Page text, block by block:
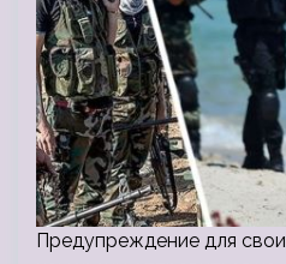
Предупреждение для